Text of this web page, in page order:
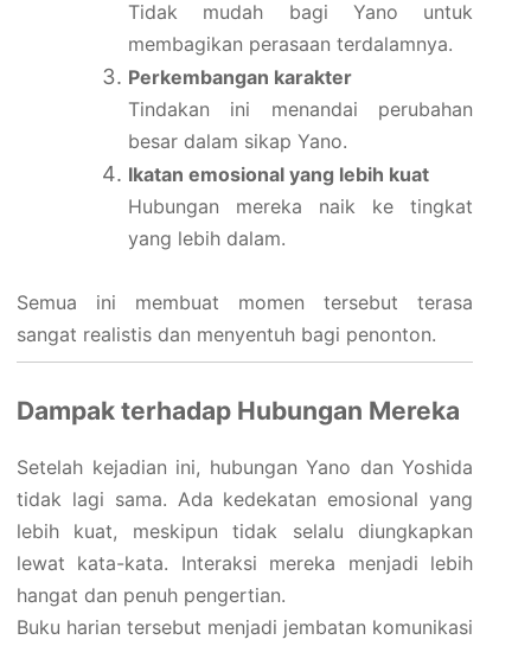
Tidak mudah bagi Yano untuk
membagikan perasaan terdalamnya.
Perkembangan karakter
Tindakan ini menandai perubahan
besar dalam sikap Yano.
Ikatan emosional yang lebih kuat
Hubungan mereka naik ke tingkat
yang lebih dalam.
Semua ini membuat momen tersebut terasa
sangat realistis dan menyentuh bagi penonton.
Dampak terhadap Hubungan Mereka
Setelah kejadian ini, hubungan Yano dan Yoshida
tidak lagi sama. Ada kedekatan emosional yang
lebih kuat, meskipun tidak selalu diungkapkan
lewat kata-kata. Interaksi mereka menjadi lebih
hangat dan penuh pengertian.
Buku harian tersebut menjadi jembatan komunikasi